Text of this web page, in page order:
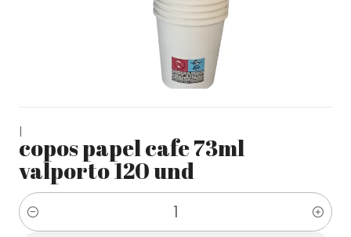
|
copos papel cafe 73ml
valporto 120 und
Quantidade